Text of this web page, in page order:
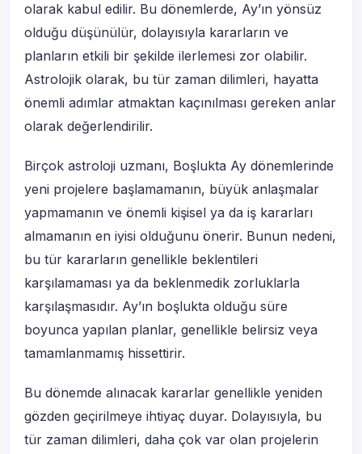
olarak kabul edilir. Bu dönemlerde, Ay’ın yönsüz
olduğu düşünülür, dolayısıyla kararların ve
planların etkili bir şekilde ilerlemesi zor olabilir.
Astrolojik olarak, bu tür zaman dilimleri, hayatta
önemli adımlar atmaktan kaçınılması gereken anlar
olarak değerlendirilir.
Birçok astroloji uzmanı, Boşlukta Ay dönemlerinde
yeni projelere başlamamanın, büyük anlaşmalar
yapmamanın ve önemli kişisel ya da iş kararları
almamanın en iyisi olduğunu önerir. Bunun nedeni,
bu tür kararların genellikle beklentileri
karşılamaması ya da beklenmedik zorluklarla
karşılaşmasıdır. Ay’ın boşlukta olduğu süre
boyunca yapılan planlar, genellikle belirsiz veya
tamamlanmamış hissettirir.
Bu dönemde alınacak kararlar genellikle yeniden
gözden geçirilmeye ihtiyaç duyar. Dolayısıyla, bu
tür zaman dilimleri, daha çok var olan projelerin